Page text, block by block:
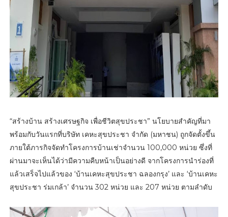
“สร้างบ้าน สร้างเศรษฐกิจ เพื่อชีวิตสุขประชา” นโยบายสำคัญที่มา
พร้อมกับวันแรกที่บริษัท เคหะสุขประชา จำกัด (มหาชน) ถูกจัดตั้งขึ้น
ภายใต้ภารกิจจัดทำโครงการบ้านเช่าจำนวน 100,000 หน่วย ซึ่งที่
ผ่านมาจะเห็นได้ว่ามีความคืบหน้าเป็นอย่างดี จากโครงการนำร่องที่
แล้วเสร็จไปแล้วของ ‘บ้านเคหะสุขประชา ฉลองกรุง’ และ ‘บ้านเคหะ
สุขประชา ร่มเกล้า’ จำนวน 302 หน่วย และ 207 หน่วย ตามลำดับ